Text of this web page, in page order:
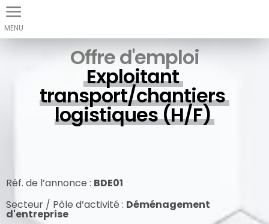
Offre d'emploi
Exploitant
transport/chantiers
logistiques (H/F)
Réf. de l’annonce : BDE01
Secteur / Pôle d’activité : Déménagement
d'entreprise
Panneau de gestion des cookies